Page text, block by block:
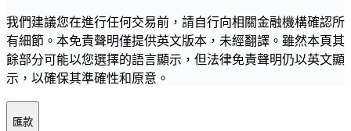
我們建議您在進行任何交易前，請自行向相關金融機構確認所
有細節。本免責聲明僅提供英文版本，未經翻譯。雖然本頁其
餘部分可能以您選擇的語言顯示，但法律免責聲明仍以英文顯
示，以確保其準確性和原意。
匯款